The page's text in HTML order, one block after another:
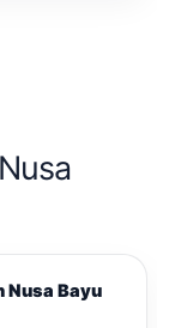
Nusa Bayu